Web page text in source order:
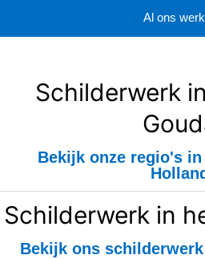
Al ons werk
Schilderwerk
Bekijk onze regio's
Schilderwerk in
Bekijk ons